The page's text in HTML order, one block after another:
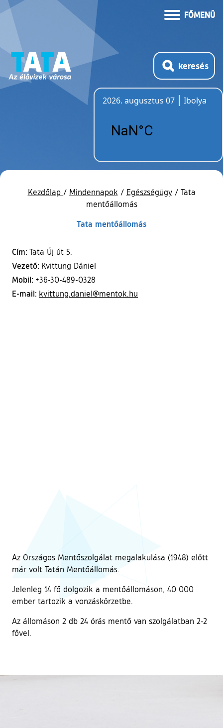
FŐMENÜ
keresés
2026. augusztus 07
Ibolya
Kezdőlap / Mindennapok / Egészségügy / Tata
mentőállomás
Tata mentőállomás
Cím: Tata Új út 5.
Vezető: Kvittung Dániel
Mobil: +36-30-489-0328
E-mail: kvittung.daniel@mentok.hu
Az Országos Mentőszolgálat megalakulása (1948) előtt
már volt Tatán Mentőállomás.
Jelenleg 14 fő dolgozik a mentőállomáson, 40 000
ember tartozik a vonzáskörzetbe.
Az állomáson 2 db 24 órás mentő van szolgálatban 2-2
fővel.